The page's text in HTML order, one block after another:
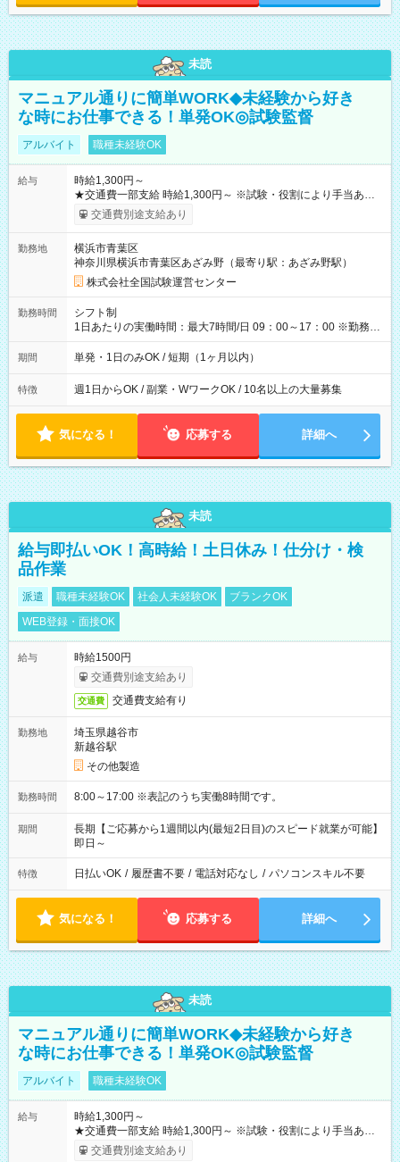
未読
マニュアル通りに簡単WORK◆未経験から好き
な時にお仕事できる！単発OK◎試験監督
アルバイト 職種未経験OK
給与
時給1,300円～
★交通費一部支給 時給1,300円～ ※試験・役割により手当あり
※勤務回数により昇給あり 【即給（前払い）オプションあ
り！】 希望される場合、勤務から1週間ほどで給与の一部を受け
例】 ・河合塾模擬試験 8:30～17:30（休憩1時間） 時給1,300円
×8時間＝日収10,400円＋交通費 ※当日の役割により時給＋100
円の場合あり ・国家試験 7:00～13:30（休憩なし） 時給1,300
円（役割手当＋100円）×6時間＝日収8,400円＋交通費 【試用期
間】試用期間なし
交通費別途支給あり
勤務地
横浜市青葉区
神奈川県横浜市青葉区あざみ野（最寄り駅：あざみ野駅）
株式会社全国試験運営センター
勤務時間
シフト制
1日あたりの実働時間：最大7時間/日 09：00～17：00 ※勤務時
間は 試験により異なります。
期間 単発・1日のみOK / 短期（1ヶ月以内）
特徴 週1日からOK / 副業・WワークOK / 10名以上の大量募集
気になる！ 応募する 詳細へ
未読
給与即払いOK！高時給！土日休み！仕分け・検
品作業
派遣 職種未経験OK 社会人未経験OK
ブランクOK
WEB登録・面接OK
給与
時給1500円
交通費別途支給あり
交通費 交通費支給有り
勤務地
埼玉県越谷市
新越谷駅
その他製造
勤務時間 8:00～17:00 ※表記のうち実働8時間です。
期間
長期【ご応募から1週間以内(最短2日目)のスピード就業が可能】
即日～
特徴 日払いOK / 履歴書不要 / 電話対応なし / パソコンスキル不要
気になる！ 応募する 詳細へ
未読
マニュアル通りに簡単WORK◆未経験から好き
な時にお仕事できる！単発OK◎試験監督
アルバイト 職種未経験OK
給与
時給1,300円～
★交通費一部支給 時給1,300円～ ※試験・役割により手当あり
※勤務回数により昇給あり 【即給（前払い）オプションあ
り！】 希望される場合、勤務から1週間ほどで給与の一部を受け
交通費別途支給あり